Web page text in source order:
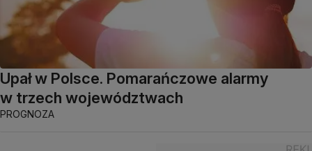
Upał w Polsce. Pomarańczowe alarmy
w trzech województwach
PROGNOZA